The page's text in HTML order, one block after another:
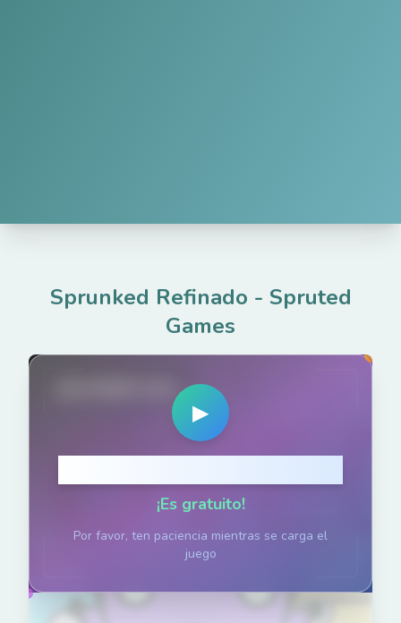
Sprunked Refinado - Spruted
Games
spruted.com
▶
¡Es gratuito!
Por favor, ten paciencia mientras se carga el
juego